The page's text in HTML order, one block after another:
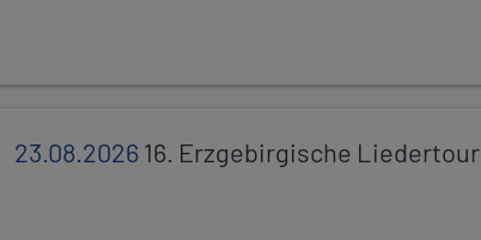
23.08.202616. Erzgebirgische Liedertour